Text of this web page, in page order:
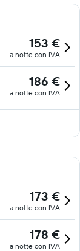
153 €
a notte con IVA
186 €
a notte con IVA
173 €
a notte con IVA
178 €
a notte con IVA